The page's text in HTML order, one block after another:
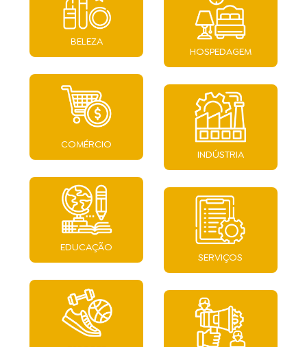
BELEZA
COMÉRCIO
EDUCAÇÃO
HOSPEDAGEM
INDÚSTRIA
SERVIÇOS